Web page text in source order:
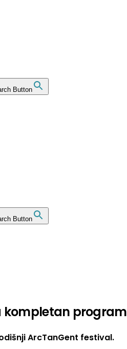
Button
Button
kompletan program
ArcTanGent festival.